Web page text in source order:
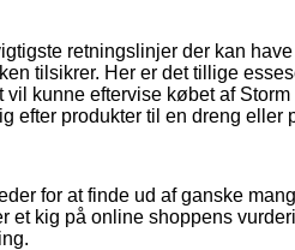
retningslinjer der kan
tilsikrer. Her er det tillige
kunne eftervise købet af Storm
efter produkter til en dreng eller
for at finde ud af ganske
et kig på online shoppens